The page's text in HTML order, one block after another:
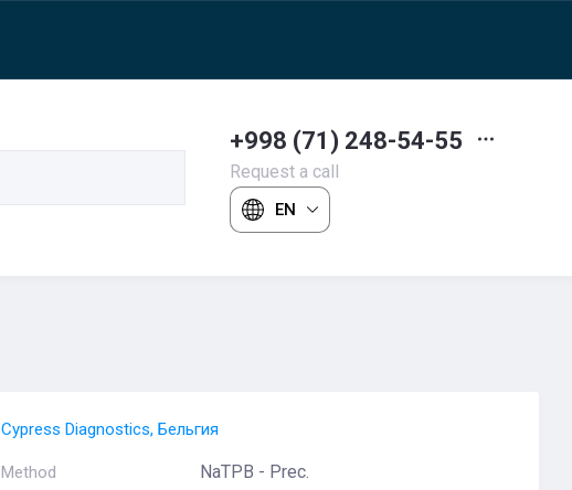
+998 (71) 248-54-55
Request a call
EN
Cypress Diagnostics, Бельгия
Method NaTPB - Prec.